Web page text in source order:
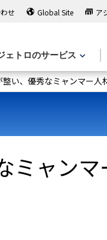
せ Global Site ア
ェトロのサービス
い、優秀なミャンマー人
ミャン